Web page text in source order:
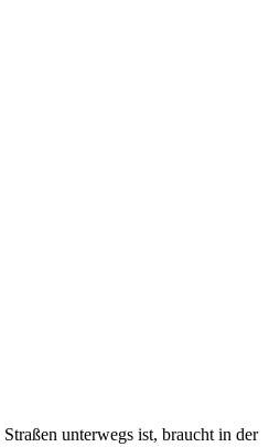
unterwegs ist, braucht in der